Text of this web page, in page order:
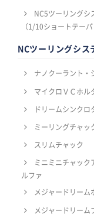
NC5ツーリングシ
（1/10ショートテーパ
NCツーリングシス
ナノクーラント・
マイクロＶＣホル
ドリームシンクロ
ミーリングチャッ
スリムチャック
ミニミニチャック
ルファ
メジャードリーム
メジャードリーム